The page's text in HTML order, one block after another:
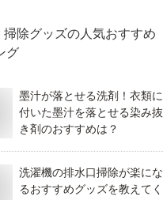
掃除グッズの人気おすすめ
グ
墨汁が落とせる洗剤！衣類に
付いた墨汁を落とせる染み抜
き剤のおすすめは？
洗濯機の排水口掃除が楽にな
るおすすめグッズを教えてく